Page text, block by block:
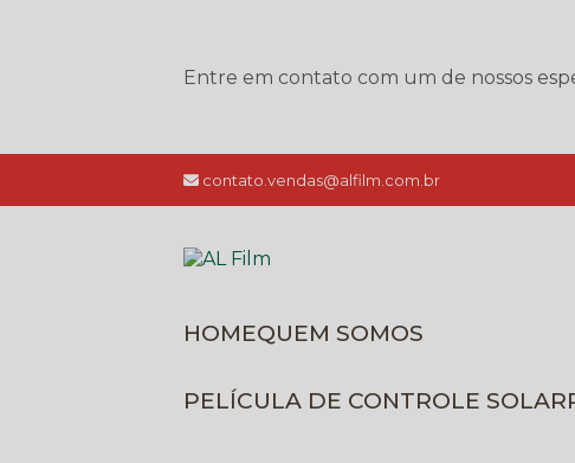
Entre em contato com um de nossos
contato.vendas@alfilm.com.br
HOME
QUEM SOMOS
PELÍCULA DE CONTROLE SOLAR